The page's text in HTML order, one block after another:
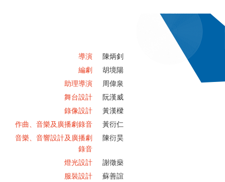
導演
陳炳釗
編劇
胡境陽
助理導演
周偉泉
舞台設計
阮漢威
錄像設計
黃漢樑
作曲、音樂及廣播劇錄音
黃衍仁
音樂、音響設計及廣播劇
錄音
陳衍昊
燈光設計
謝徵燊
服裝設計
蘇善誼